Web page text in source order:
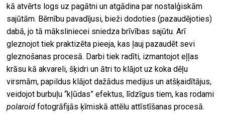
kā atvērts logs uz pagātni un atgādina par nostalģiskām
sajūtām. Bērnību pavadījusi, bieži dodoties (pazaudējoties)
dabā, jo tā māksliniecei sniedza brīvības sajūtu. Arī
gleznojot tiek praktizēta pieeja, kas ļauj pazaudēt sevi
gleznošanas procesā. Darbi tiek radīti, izmantojot eļļas
krāsu kā akvareli, šķidri un ātri to klājot uz koka dēļu
virsmām, papildus klājot dažādus medijus un atšķaidītājus,
veidojot burbuļu “kļūdas” efektus, līdzīgus tiem, kas rodami
polaroid fotogrāfijās ķīmiskā attēlu attīstīšanas procesā.